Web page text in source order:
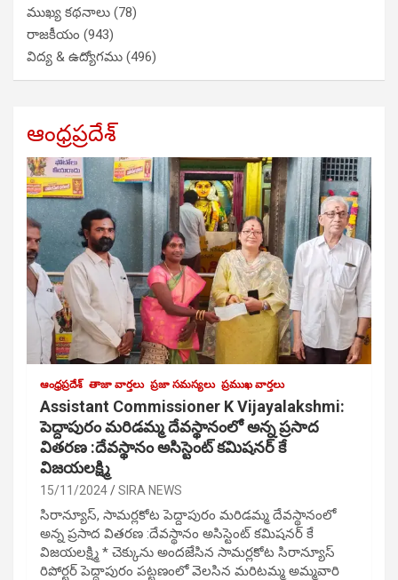
ముఖ్య కథనాలు (78)
రాజకీయం (943)
విద్య & ఉద్యోగము (496)
ఆంధ్రప్రదేశ్
ఆంధ్రప్రదేశ్ తాజా వార్తలు ప్రజా సమస్యలు ప్రముఖ వార్తలు
Assistant Commissioner K Vijayalakshmi:
పెద్దాపురం మరిడమ్మ దేవస్థానంలో అన్న ప్రసాద
వితరణ :దేవస్థానం అసిస్టెంట్ కమిషనర్ కే
విజయలక్ష్మి
15/11/2024 SIRA NEWS
సిరాన్యూస్, సామర్లకోట పెద్దాపురం మరిడమ్మ దేవస్థానంలో
అన్న ప్రసాద వితరణ :దేవస్థానం అసిస్టెంట్ కమిషనర్ కే
విజయలక్ష్మి * చెక్కును అందజేసిన సామర్లకోట సిరాన్యూస్
రిపోర్టర్ పెద్దాపురం పట్టణంలో వెలసిన మరిటమ్మ అమ్మవారి